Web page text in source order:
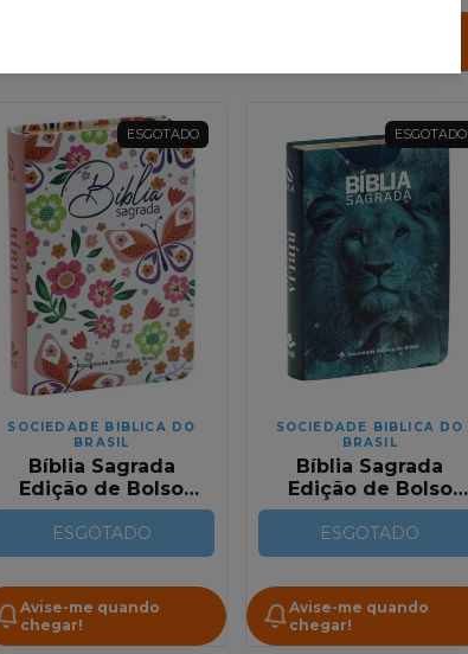
ESGOTADO
SOCIEDADE BIBLICA DO
BRASIL
Bíblia Sagrada
Edição de Bolso
Flores Borboleta
NAA
ESGOTADO
Avise-me quando
chegar!
ESGOTADO
SOCIEDADE BIBLICA DO
BRASIL
Bíblia Sagrada
Edição de Bolso
Novo Leao Azul
NAA
ESGOTADO
Avise-me quando
chegar!